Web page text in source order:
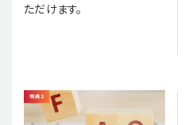
ただけます。